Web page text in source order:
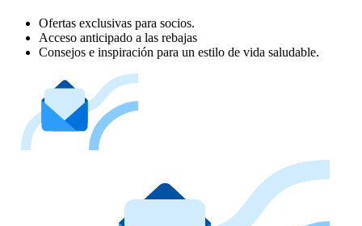
Ofertas exclusivas para socios.
Acceso anticipado a las rebajas
Consejos e inspiración para un estilo de vida saludable.